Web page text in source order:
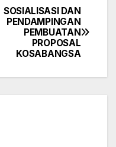
SOSIALISASI DAN
PENDAMPINGAN
PEMBUATAN
PROPOSAL
KOSABANGSA